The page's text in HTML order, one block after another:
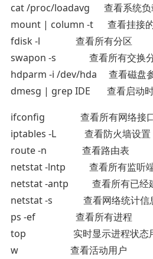
cat /proc/loadavg 查看系统负
mount | column -t 查看挂接的
fdisk -l 查看所有分区
swapon -s 查看所有交换
hdparm -i /dev/hda 查看磁盘
dmesg | grep IDE 查看启动时
ifconfig 查看所有网络接口
iptables -L 查看防火墙设置
route -n 查看路由表
netstat -lntp 查看所有监听
netstat -antp 查看所有已经
netstat -s 查看网络统计信
ps -ef 查看所有进程
top 实时显示进程状态
w 查看活动用户